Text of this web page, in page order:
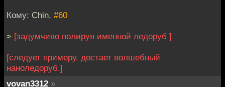
Кому: Chin, #60
> [задумчиво полируя именной ледоруб ]
[следует примеру. достает волшебный
наноледоруб.]
vovan3312 »